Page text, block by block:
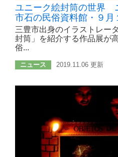
ユニーク絵封筒の世界
市石の民俗資料館・９月
三豊市出身のイラストレー
封筒」を紹介する作品展が
俗...
ニュース 2019.11.06 更新